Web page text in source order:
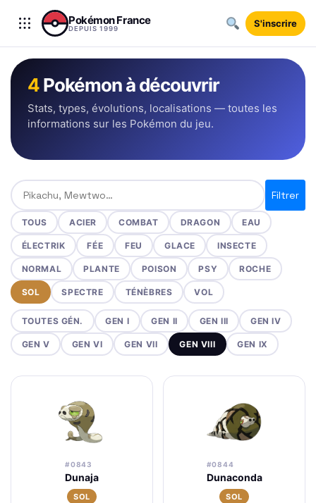
Aller au contenu
Pokémon France
DEPUIS 1999 S'inscrire
4Pokémon à découvrir
Stats, types, évolutions, localisations — toutes les
informations sur les Pokémon du jeu.
Rechercher un Pokémon
Filtrer
TOUS ACIER COMBAT DRAGON EAU
ÉLECTRIK FÉE FEU GLACE INSECTE
NORMAL PLANTE POISON PSY ROCHE
SOL SPECTRE TÉNÈBRES VOL
TOUTES GÉN. GEN I GEN II GEN III GEN IV
GEN V GEN VI GEN VII GEN VIII GEN IX
#0843
Dunaja
SOL
#0844
Dunaconda
SOL